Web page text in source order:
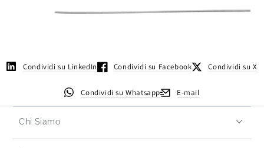
Condividi su LinkedIn Condividi su Facebook Condividi su X
Condividi su Whatsapp E-mail
Chi Siamo